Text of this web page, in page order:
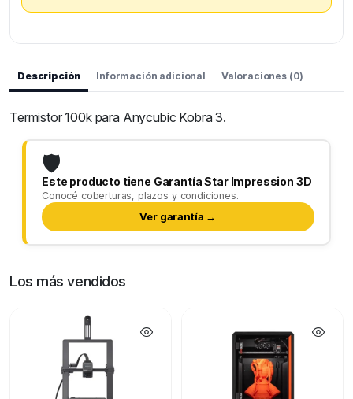
Descripción Información adicional Valoraciones (0)
Termistor 100k para Anycubic Kobra 3.
🛡️
Este producto tiene Garantía Star Impression 3D
Conocé coberturas, plazos y condiciones.
Ver garantía →
Los más vendidos